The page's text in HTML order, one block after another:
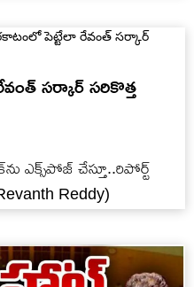
సర్కార్ సరికొత్త
ఎక్స్‌పోజ్ చేస్తూ..రిపోర్ట్
Reddy)